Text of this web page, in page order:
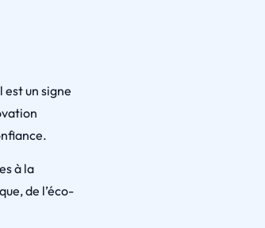
un signe
à la
de l’éco-